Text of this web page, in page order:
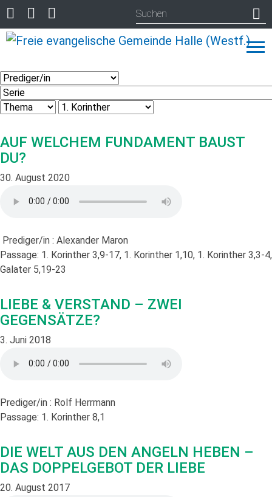
AUF WELCHEM FUNDAMENT BAUST
DU?
30. August 2020
Prediger/in : Alexander Maron
Passage: 1. Korinther 3,9-17, 1. Korinther 1,10, 1. Korinther 3,3-4,
Galater 5,19-23
LIEBE & VERSTAND – ZWEI
GEGENSÄTZE?
3. Juni 2018
Prediger/in : Rolf Herrmann
Passage: 1. Korinther 8,1
DIE WELT AUS DEN ANGELN HEBEN –
DAS DOPPELGEBOT DER LIEBE
20. August 2017